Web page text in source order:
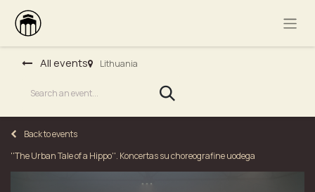
All events Lithuania
Back to events
''The Urban Tale of a Hippo''. Koncertas su choreografine uodega